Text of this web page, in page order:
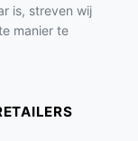
is, streven wij
manier te